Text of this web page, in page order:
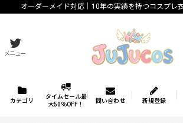
オーダーメイド対応｜10年の実績を持つコスプレ
メニュー
カテゴリ
タイムセール最
大50％OFF！
問い合わせ 新規登録